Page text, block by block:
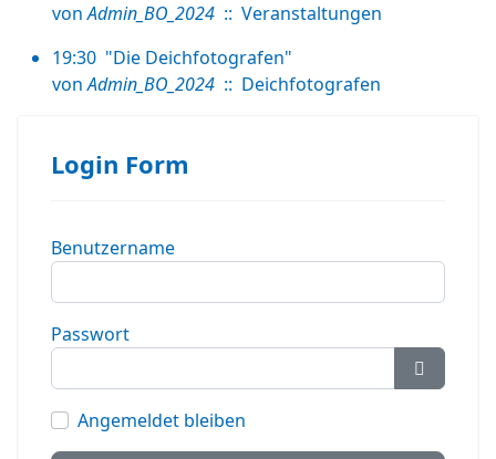
von Admin_BO_2024 :: Veranstaltungen
19:30 "Die Deichfotografen"
von Admin_BO_2024 :: Deichfotografen
Login Form
Benutzername
Passwort
Angemeldet bleiben